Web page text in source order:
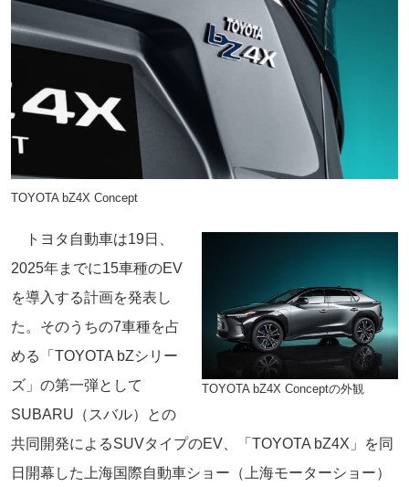
TOYOTA bZ4X Concept
TOYOTA bZ4X Conceptの外観
トヨタ自動車は19日、
2025年までに15車種のEV
を導入する計画を発表し
た。そのうちの7車種を占
める「TOYOTA bZシリー
ズ」の第一弾として
SUBARU（スバル）との
共同開発によるSUVタイプのEV、「TOYOTA bZ4X」を同
日開幕した上海国際自動車ショー（上海モーターショー）